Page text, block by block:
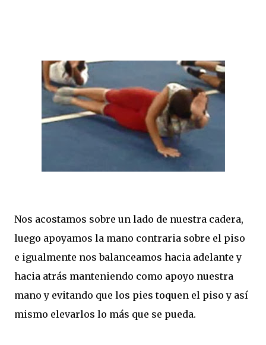
Nos acostamos sobre un lado de nuestra cadera,
luego apoyamos la mano contraria sobre el piso
e igualmente nos balanceamos hacia adelante y
hacia atrás manteniendo como apoyo nuestra
mano y evitando que los pies toquen el piso y así
mismo elevarlos lo más que se pueda.